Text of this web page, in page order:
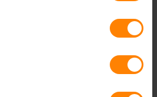
van productveranderingen